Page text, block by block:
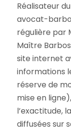
Réalisateur
avocat-
régulière par
Maître
site internet
informations
réserve de
mise en
l’exactitude,
diffusées sur